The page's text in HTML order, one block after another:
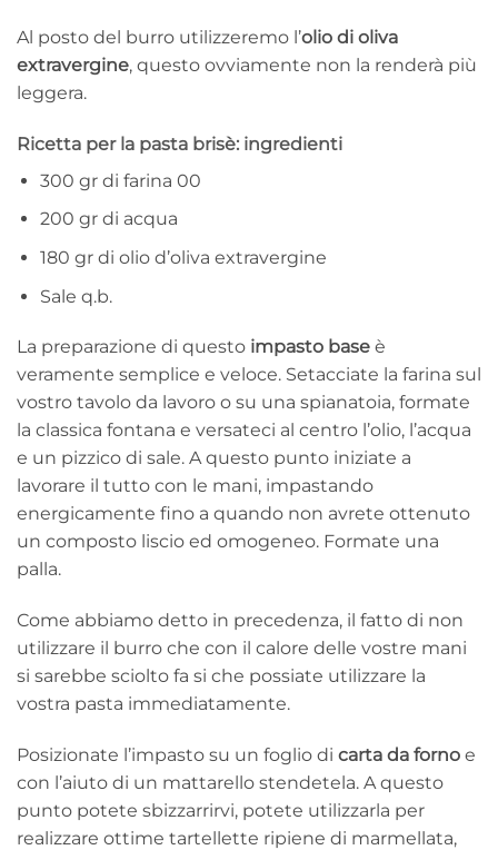
Al posto del burro utilizzeremo l’olio di oliva
extravergine, questo ovviamente non la renderà più
leggera.
Ricetta per la pasta brisè: ingredienti
300 gr di farina 00
200 gr di acqua
180 gr di olio d’oliva extravergine
Sale q.b.
La preparazione di questo impasto base è
veramente semplice e veloce. Setacciate la farina sul
vostro tavolo da lavoro o su una spianatoia, formate
la classica fontana e versateci al centro l’olio, l’acqua
e un pizzico di sale. A questo punto iniziate a
lavorare il tutto con le mani, impastando
energicamente fino a quando non avrete ottenuto
un composto liscio ed omogeneo. Formate una
palla.
Come abbiamo detto in precedenza, il fatto di non
utilizzare il burro che con il calore delle vostre mani
si sarebbe sciolto fa si che possiate utilizzare la
vostra pasta immediatamente.
Posizionate l’impasto su un foglio di carta da forno e
con l’aiuto di un mattarello stendetela. A questo
punto potete sbizzarrirvi, potete utilizzarla per
realizzare ottime tartellette ripiene di marmellata,